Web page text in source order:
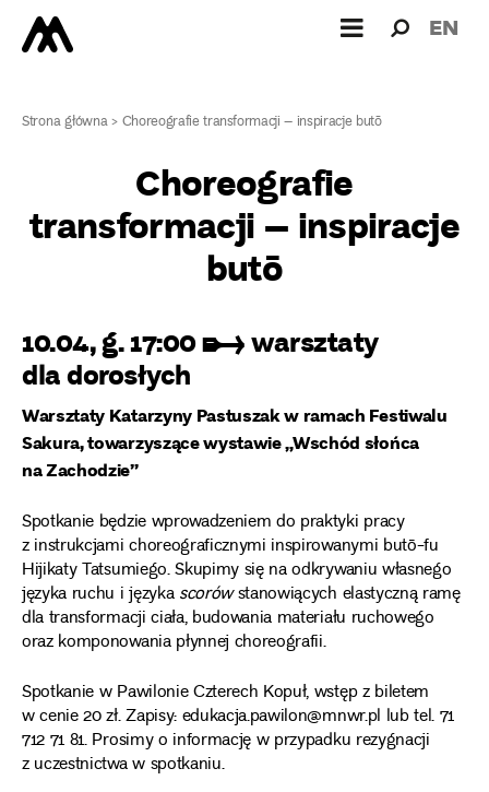
dla: EN
Strona główna>Choreografie transformacji – inspiracje butō
Choreografie
transformacji – inspiracje
butō
10.04, g. 17:00 ➸ warsztaty
dla dorosłych
Warsztaty Katarzyny Pastuszak w ramach Festiwalu
Sakura, towarzyszące wystawie „Wschód słońca
na Zachodzie”
Spotkanie będzie wprowadzeniem do praktyki pracy
z instrukcjami choreograficznymi inspirowanymi butō-fu
Hijikaty Tatsumiego. Skupimy się na odkrywaniu własnego
języka ruchu i językascorówstanowiących elastyczną ramę
dla transformacji ciała, budowania materiału ruchowego
oraz komponowania płynnej choreografii.
Spotkanie w Pawilonie Czterech Kopuł, wstęp z biletem
w cenie 20 zł. Zapisy: edukacja.pawilon@mnwr.pl lub tel. 71
712 71 81. Prosimy o informację w przypadku rezygnacji
z uczestnictwa w spotkaniu.